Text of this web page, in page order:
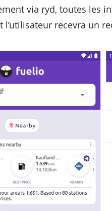
via ryd, toutes les
l’utilisateur recevra un